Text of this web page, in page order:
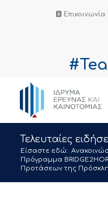
Επικοινωνία
Τελευταίες
Είσαστε εδώ:
Πρόγραμμα
Προτάσεων της